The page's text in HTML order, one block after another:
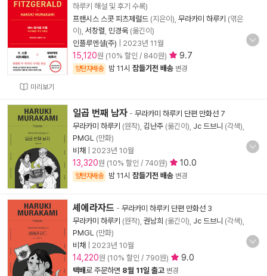
미리보기
하루키 해설 및 후기 수록)
프랜시스 스콧 피츠제럴드 (지은이), 무라카미 하루키 (엮은
이), 서창렬 민경욱 (옮긴이)
인플루엔셜(주)
2023년 11월
15,120원 (10% 할인 / 840원) 9.7
양탄자배송 밤 11시 잠들기전 배송 변경
일곱 번째 남자 - 무라카미 하루키 단편 만화선 7
무라카미 하루키 (원작), 김난주 (옮긴이), Jc 드브니 (각색),
PMGL (만화)
비채
2023년 10월
13,320원 (10% 할인 / 740원) 10.0
양탄자배송 밤 11시 잠들기전 배송 변경
셰에라자드 - 무라카미 하루키 단편 만화선 3
무라카미 하루키 (원작), 권남희 (옮긴이), Jc 드브니 (각색),
PMGL (만화)
비채
2023년 10월
14,220원 (10% 할인 / 790원) 9.0
택배로 주문하면 8월 11일 출고 변경